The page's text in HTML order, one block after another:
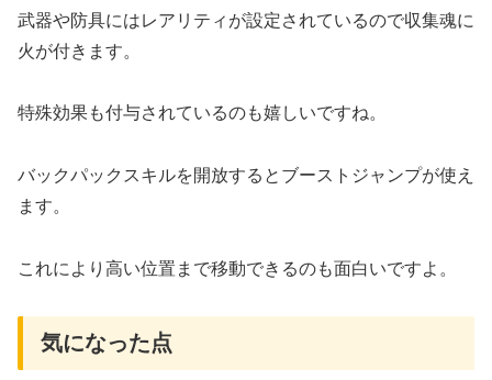
武器や防具にはレアリティが設定されているので収集魂に
火が付きます。
特殊効果も付与されているのも嬉しいですね。
バックパックスキルを開放するとブーストジャンプが使え
ます。
これにより高い位置まで移動できるのも面白いですよ。
気になった点